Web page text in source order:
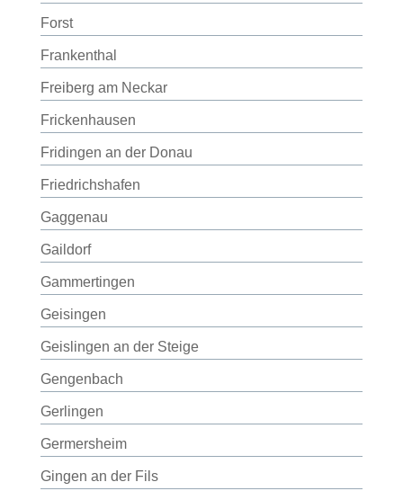
Forst
Frankenthal
Freiberg am Neckar
Frickenhausen
Fridingen an der Donau
Friedrichshafen
Gaggenau
Gaildorf
Gammertingen
Geisingen
Geislingen an der Steige
Gengenbach
Gerlingen
Germersheim
Gingen an der Fils